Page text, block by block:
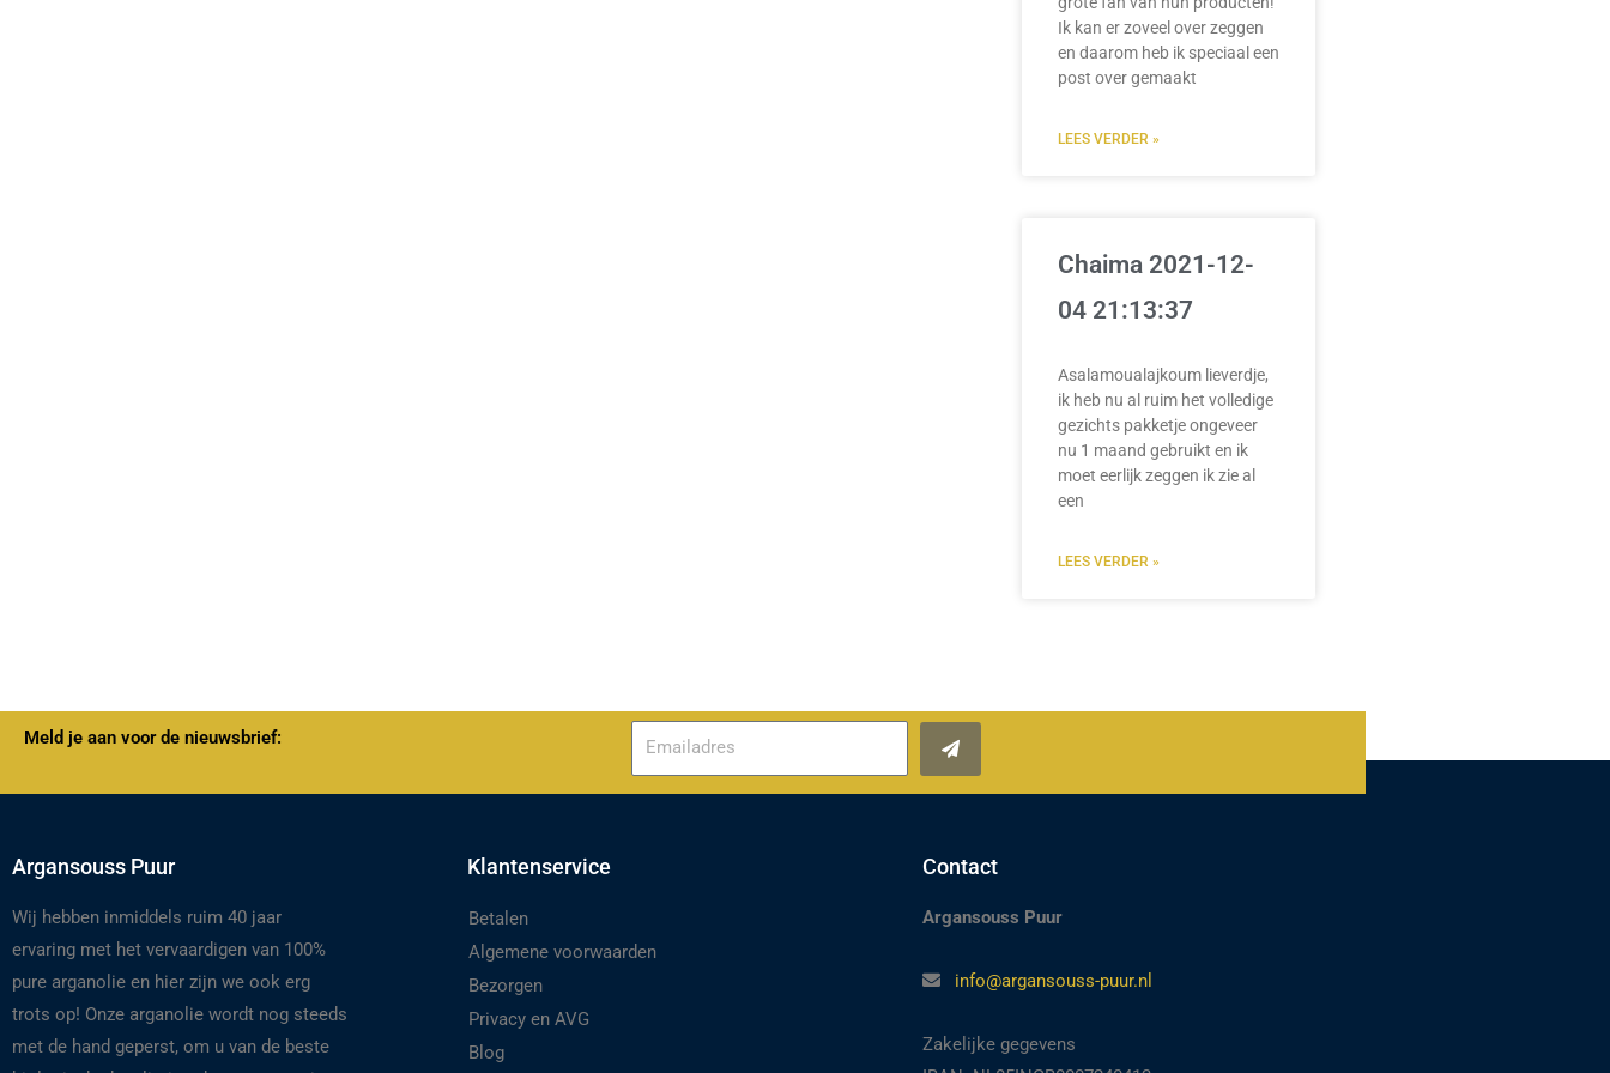
Ik kan er zoveel over zeggen
en daarom heb ik speciaal een
post over gemaakt
LEES VERDER »
Chaima 2021-12-
04 21:13:37
Asalamoualajkoum lieverdje,
ik heb nu al ruim het volledige
gezichts pakketje ongeveer
nu 1 maand gebruikt en ik
moet eerlijk zeggen ik zie al
een
LEES VERDER »
Meld je aan voor de nieuwsbrief: Verzenden
Argansouss Puur
Wij hebben inmiddels ruim 40 jaar
ervaring met het vervaardigen van 100%
pure arganolie en hier zijn we ook erg
trots op! Onze arganolie wordt nog steeds
met de hand geperst, om u van de beste
Klantenservice
Betalen
Algemene voorwaarden
Bezorgen
Privacy en AVG
Blog
Contact
Argansouss Puur
info@argansouss-puur.nl
Zakelijke gegevens